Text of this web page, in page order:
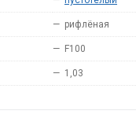
— рифлёная
— F100
— 1,03